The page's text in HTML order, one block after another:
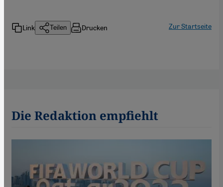
Link Teilen Drucken Zur Startseite
Die Redaktion empfiehlt